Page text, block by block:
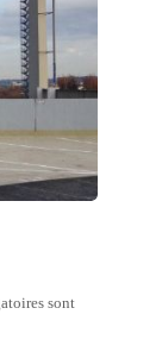
sont